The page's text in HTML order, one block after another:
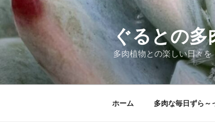
コ
ン
へ
ス
ぐるとの多
多肉植物との楽しい日々
ホーム 多肉な毎日ずら～